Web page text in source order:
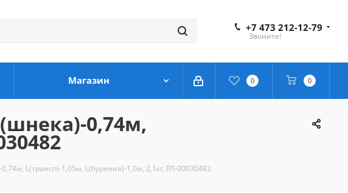
+7 473 212-12-79
Звоните!
0 0
Магазин
0,74м,
L(трансп)-1,05м, L(бурения)-1,0м, 2,1кг, РЛ-00030482